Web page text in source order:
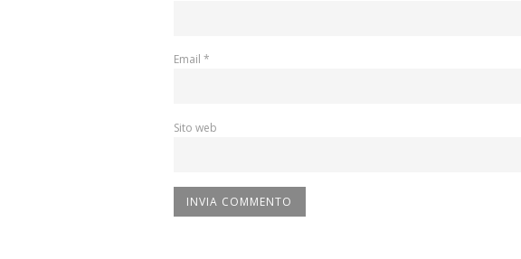
Email *
Sito web